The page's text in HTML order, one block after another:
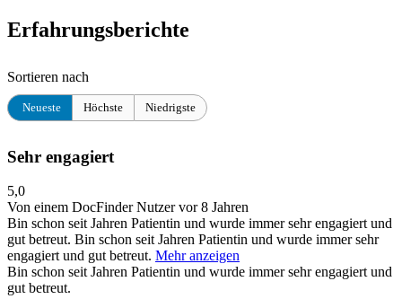
Erfahrungsberichte
Sortieren nach
Neueste Höchste Niedrigste
Sehr engagiert
5,0
Von einem DocFinder Nutzervor 8 Jahren
Bin schon seit Jahren Patientin und wurde immer sehr engagiert und
gut betreut. Bin schon seit Jahren Patientin und wurde immer sehr
engagiert und gut betreut. Mehr anzeigen
Bin schon seit Jahren Patientin und wurde immer sehr engagiert und
gut betreut.